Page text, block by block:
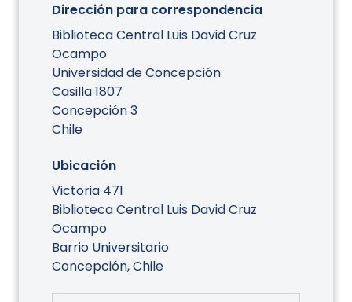
Dirección para correspondencia
Biblioteca Central Luis David Cruz
Ocampo
Universidad de Concepción
Casilla 1807
Concepción 3
Chile
Ubicación
Victoria 471
Biblioteca Central Luis David Cruz
Ocampo
Barrio Universitario
Concepción, Chile